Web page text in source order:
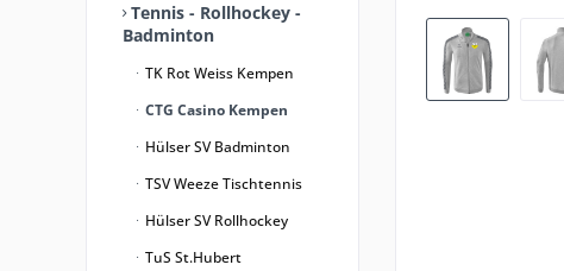
Tennis - Rollhockey -
Badminton
TK Rot Weiss Kempen
CTG Casino Kempen
Hülser SV Badminton
TSV Weeze Tischtennis
Hülser SV Rollhockey
TuS St.Hubert